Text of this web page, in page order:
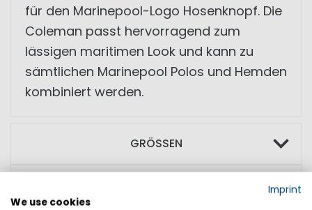
für den Marinepool-Logo Hosenknopf. Die
Coleman passt hervorragend zum
lässigen maritimen Look und kann zu
sämtlichen Marinepool Polos und Hemden
kombiniert werden.
GRÖSSEN
Imprint
We use cookies